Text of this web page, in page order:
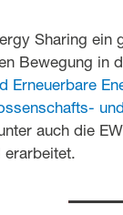
Sharing ein
Bewegung in
Erneuerbare
auch die
erarbeitet.